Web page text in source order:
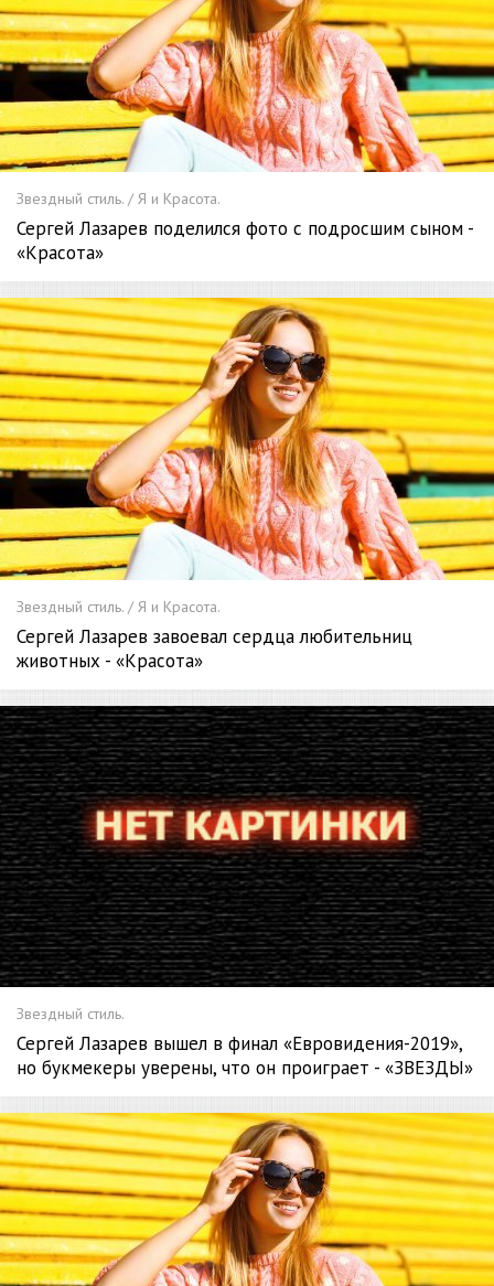
Звездный стиль. / Я и Красота.
Сергей Лазарев поделился фото с подросшим сыном -
«Красота»
Звездный стиль. / Я и Красота.
Сергей Лазарев завоевал сердца любительниц
животных - «Красота»
Звездный стиль.
Сергей Лазарев вышел в финал «Евровидения-2019»,
но букмекеры уверены, что он проиграет - «ЗВЕЗДЫ»